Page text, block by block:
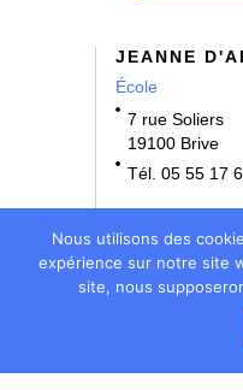
JEANNE
École
7 rue Soliers
19100 Brive
Tél. 05 55 17
École • Collège
3 rue Bernard
Nous utilisons des
expérience sur notre site
site, nous